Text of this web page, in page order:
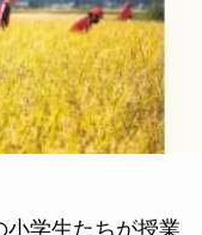
学生たちが授業